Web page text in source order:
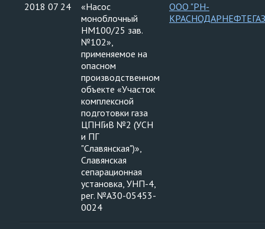
2018 07 24
«Насос
моноблочный
НМ100/25 зав.
№102»,
применяемое на
опасном
производственном
объекте «Участок
комплексной
подготовки газа
ЦПНГиВ №2 (УСН
и ПГ
"Славянская")»,
Славянская
сепарационная
установка, УНП-4,
рег. №А30-05453-
0024
ООО "РН-